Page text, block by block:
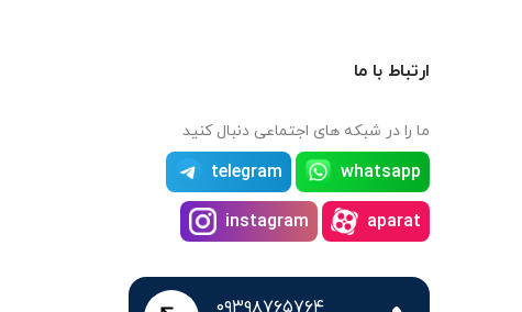
ارتباط با ما
ما را در شبکه های اجتماعی دنبال کنید
whatsapp
telegram
aparat
instagram